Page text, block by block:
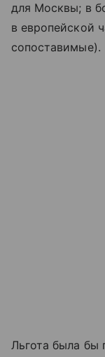
для Москвы; в
в европейской
сопоставимые).
Льгота была бы